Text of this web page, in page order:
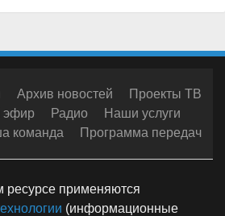
Архив новостей
Проекты ТВ
эфир Радио
Наши услуги
команда Программа передач
применяются
(информационные